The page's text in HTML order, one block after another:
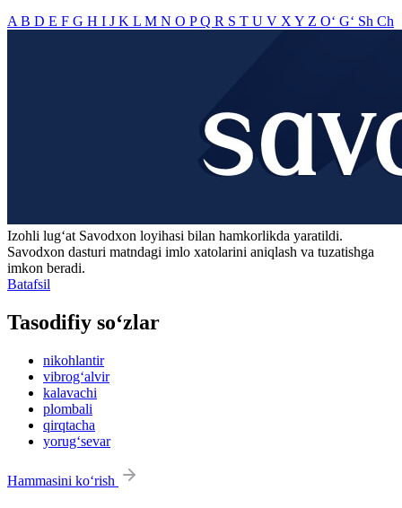
A B D E F G H I J K L M N O PQ R S T U V X Y Z O‘ G‘ Sh Ch
Izohli lugʻat Savodxon loyihasi bilan hamkorlikda yaratildi.
Savodxon dasturi matndagi imlo xatolarini aniqlash va tuzatishga
imkon beradi.
Batafsil
Tasodifiy so‘zlar
nikohlantir
vibrog‘alvir
kalavachi
plombali
qirqtacha
yorug‘sevar
Hammasini ko‘rish